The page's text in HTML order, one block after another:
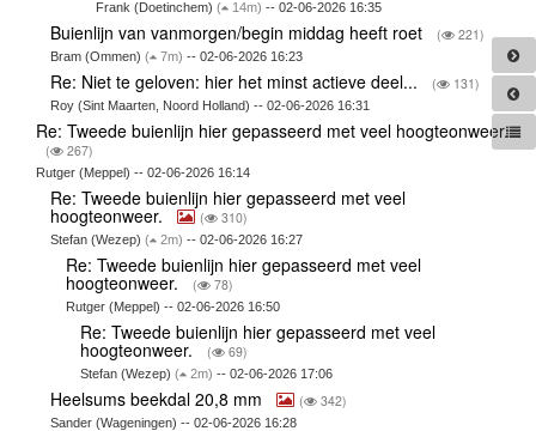
Frank (Doetinchem) ( 14m) -- 02-06-2026 16:35
Buienlijn van vanmorgen/begin middag heeft roet ( 221)
Bram (Ommen)( 7m) -- 02-06-2026 16:23
Re: Niet te geloven: hier het minst actieve deel... ( 131)
Roy (Sint Maarten, Noord Holland) -- 02-06-2026 16:31
Re: Tweede buienlijn hier gepasseerd met veel hoogteonweer.
( 267)
Rutger (Meppel) -- 02-06-2026 16:14
Re: Tweede buienlijn hier gepasseerd met veel
hoogteonweer. ( 310)
Stefan (Wezep)( 2m) -- 02-06-2026 16:27
Re: Tweede buienlijn hier gepasseerd met veel
hoogteonweer. ( 78)
Rutger (Meppel) -- 02-06-2026 16:50
Re: Tweede buienlijn hier gepasseerd met veel
hoogteonweer. ( 69)
Stefan (Wezep)( 2m) -- 02-06-2026 17:06
Heelsums beekdal 20,8 mm ( 342)
Sander (Wageningen) -- 02-06-2026 16:28